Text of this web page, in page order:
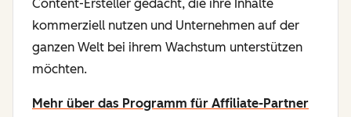
Content-Ersteller gedacht, die ihre Inhalte
kommerziell nutzen und Unternehmen auf der
ganzen Welt bei ihrem Wachstum unterstützen
möchten.
Mehr über das Programm für Affiliate-Partner